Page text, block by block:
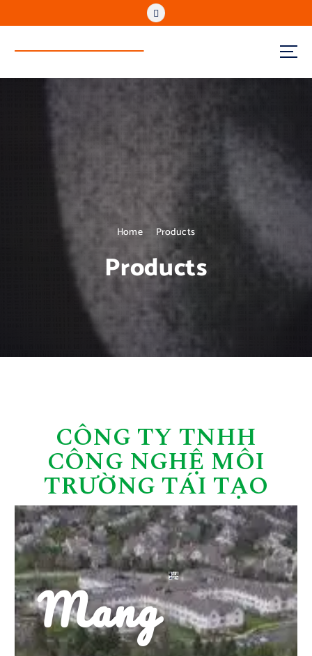
www.reenvitech.vn
Home Products
Products
CÔNG TY TNHH
CÔNG NGHỆ MÔI
TRƯỜNG TÁI TẠO
Mang